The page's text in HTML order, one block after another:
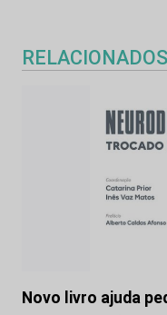
RELACIONADOS
Novo livro ajuda